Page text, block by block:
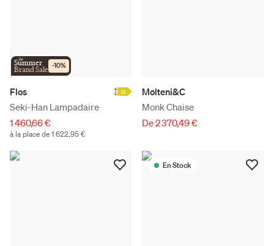
the
Summer
Brand Sale -10%
Flos
Seki-Han Lampadaire
D
1 460,66 €
à la place de 1 622,95 €
Molteni&C
Monk Chaise
De 2 370,49 €
En Stock